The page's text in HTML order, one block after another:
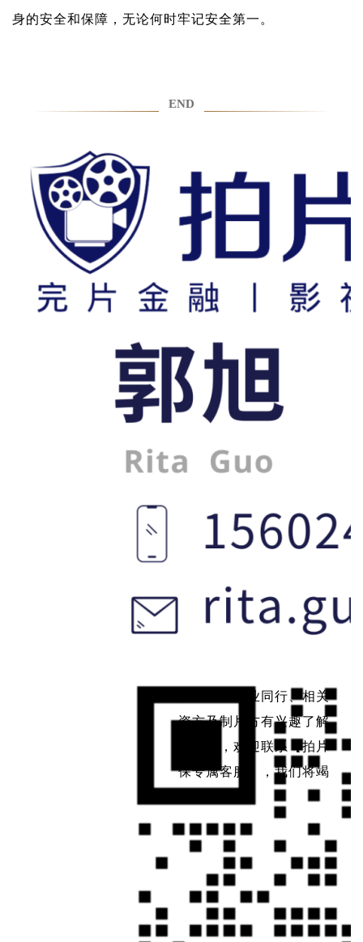
身的安全和保障，无论何时牢记安全第一。
END
如果影视行业同行、相关
资方及制片方有兴趣了解
拍片保，欢迎联系【拍片
保专属客服】，我们将竭